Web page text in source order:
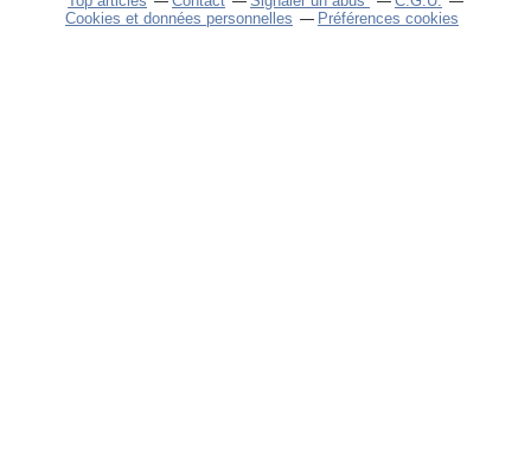
Cookies et données personnelles
Préférences cookies